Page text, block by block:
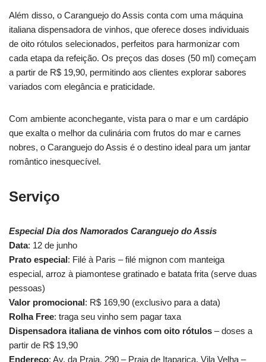
Além disso, o Caranguejo do Assis conta com uma máquina
italiana dispensadora de vinhos, que oferece doses individuais
de oito rótulos selecionados, perfeitos para harmonizar com
cada etapa da refeição. Os preços das doses (50 ml) começam
a partir de R$ 19,90, permitindo aos clientes explorar sabores
variados com elegância e praticidade.
Com ambiente aconchegante, vista para o mar e um cardápio
que exalta o melhor da culinária com frutos do mar e carnes
nobres, o Caranguejo do Assis é o destino ideal para um jantar
romântico inesquecível.
Serviço
Especial Dia dos Namorados Caranguejo do Assis
Data: 12 de junho
Prato especial: Filé à Paris – filé mignon com manteiga
especial, arroz à piamontese gratinado e batata frita (serve duas
pessoas)
Valor promocional: R$ 169,90 (exclusivo para a data)
Rolha Free: traga seu vinho sem pagar taxa
Dispensadora italiana de vinhos com oito rótulos – doses a
partir de R$ 19,90
Endereço: Av. da Praia, 290 – Praia de Itaparica, Vila Velha –